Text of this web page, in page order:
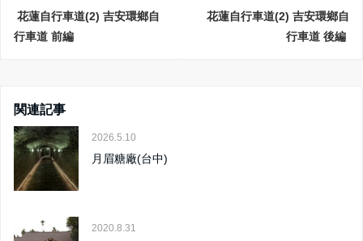
花蓮自行車道(2) 吉安環鄉自
行車道 前編
花蓮自行車道(2) 吉安環鄉自
行車道 後編
関連記事
2026.5.10
月眉糖廠(台中)
2020.8.31